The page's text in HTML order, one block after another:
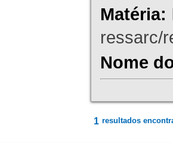
Matéria:
ressarc/
Nome
1 resultados